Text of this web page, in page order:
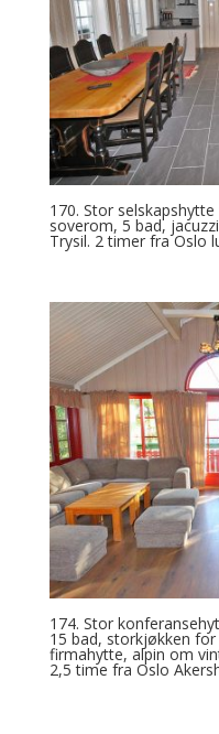
170. Stor
soverom, 5 bad,
Trysil. 2 timer fra Oslo
174. Stor
15 bad, storkjøkken
firmahytte, alpin om
2,5 time fra Oslo